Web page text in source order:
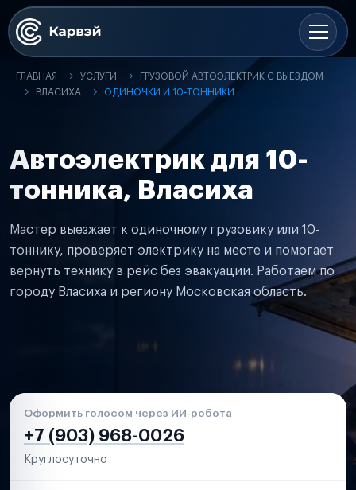
ГЛАВНАЯ УСЛУГИ
ГРУЗОВОЙ АВТОЭЛЕКТРИК С ВЫЕЗДОМ
ВЛАСИХА
ОДИНОЧКИ И 10-ТОННИКИ
Автоэлектрик для 10-
тонника, Власиха
Мастер выезжает к одиночному грузовику или 10-
тоннику, проверяет электрику на месте и помогает
вернуть технику в рейс без эвакуации. Работаем по
городу Власиха и региону Московская область.
Оформить голосом через ИИ-робота
+7 (903) 968-0026
Круглосуточно